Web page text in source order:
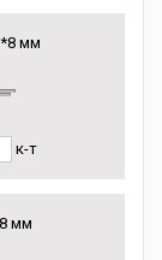
мм
к-т
мм